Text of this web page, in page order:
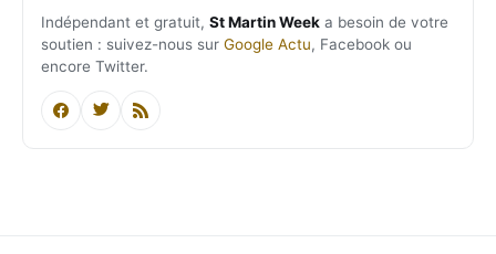
Indépendant et gratuit, St Martin Week a besoin de votre
soutien : suivez-nous sur Google Actu, Facebook ou
encore Twitter.